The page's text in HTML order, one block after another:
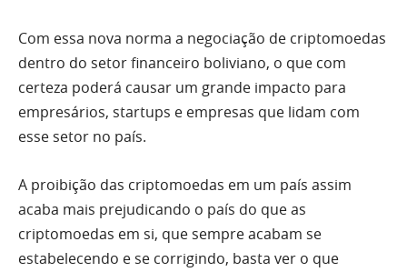
Com essa nova norma a negociação de criptomoedas
dentro do setor financeiro boliviano, o que com
certeza poderá causar um grande impacto para
empresários, startups e empresas que lidam com
esse setor no país.
A proibição das criptomoedas em um país assim
acaba mais prejudicando o país do que as
criptomoedas em si, que sempre acabam se
estabelecendo e se corrigindo, basta ver o que